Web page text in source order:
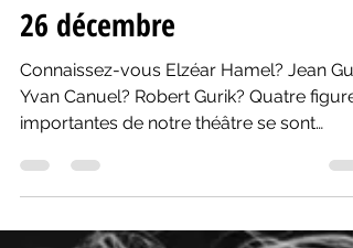
26 déc. 2020
5 min de lecture
26 décembre
Connaissez-vous Elzéar Hamel? Jean
Yvan Canuel? Robert Gurik? Quatre
importantes de notre théâtre se sont
éteintes un 26 décembre.